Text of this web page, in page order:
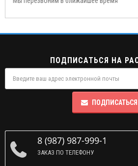
ПОДПИСАТЬСЯ НА
ПОДПИСАТЬСЯ
8 (987) 987-999-1
ЗАКАЗ ПО ТЕЛЕФОНУ